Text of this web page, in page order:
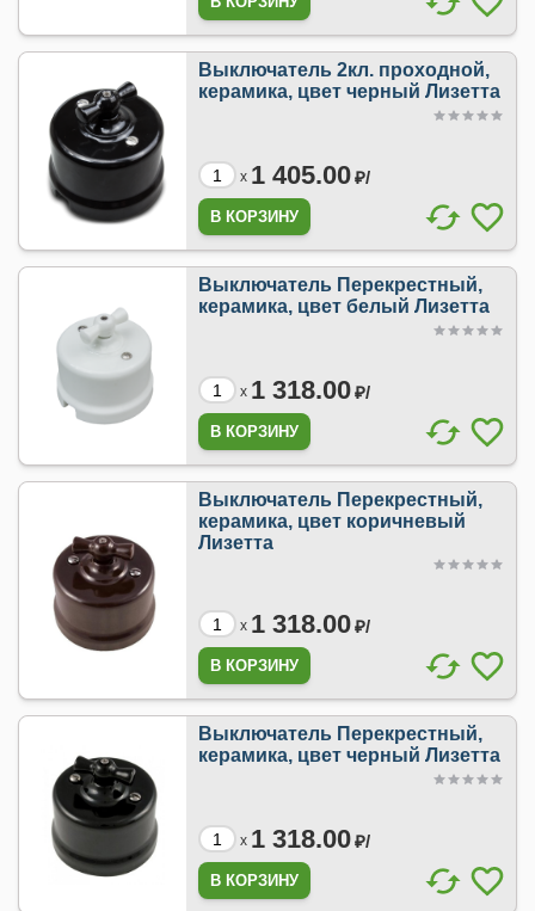
Выключатель 2кл. проходной,
керамика, цвет черный Лизетта
x 1 405.00₽/
Выключатель Перекрестный,
керамика, цвет белый Лизетта
x 1 318.00₽/
Выключатель Перекрестный,
керамика, цвет коричневый
Лизетта
x 1 318.00₽/
Выключатель Перекрестный,
керамика, цвет черный Лизетта
x 1 318.00₽/